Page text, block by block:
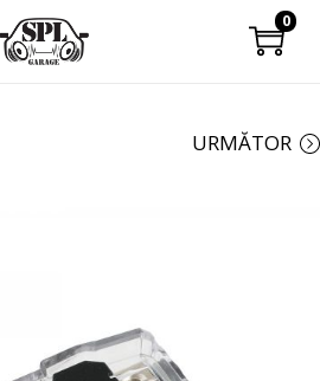
0
URMĂTOR